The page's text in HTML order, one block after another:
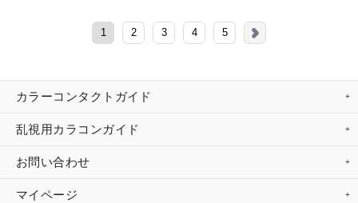
1 2 3 4 5
カラーコンタクトガイド
乱視用カラコンガイド
お問い合わせ
マイページ